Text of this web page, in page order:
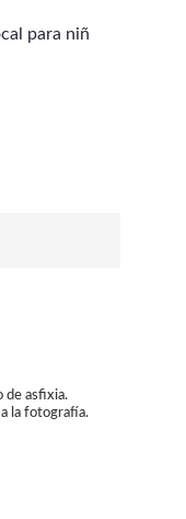
para niñ
de asfixia.
la fotografía.